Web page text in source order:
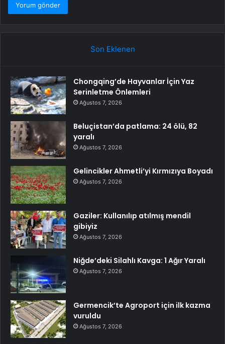
Son Eklenen
Chongqing’de Hayvanlar İçin Yaz
Serinletme Önlemleri
Ağustos 7, 2026
Beluçistan’da patlama: 24 ölü, 82
yaralı
Ağustos 7, 2026
Gelincikler Ahmetli’yi Kırmızıya Boyadı
Ağustos 7, 2026
Gaziler: Kullanılıp atılmış mendil
gibiyiz
Ağustos 7, 2026
Niğde’deki Silahlı Kavga: 1 Ağır Yaralı
Ağustos 7, 2026
Germencik’te Agroport için ilk kazma
vuruldu
Ağustos 7, 2026